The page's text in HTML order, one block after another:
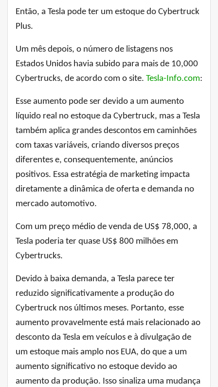
Então, a Tesla pode ter um estoque do Cybertruck
Plus.
Um mês depois, o número de listagens nos
Estados Unidos havia subido para mais de 10,000
Cybertrucks, de acordo com o site. Tesla-Info.com:
Esse aumento pode ser devido a um aumento
líquido real no estoque da Cybertruck, mas a Tesla
também aplica grandes descontos em caminhões
com taxas variáveis, criando diversos preços
diferentes e, consequentemente, anúncios
positivos. Essa estratégia de marketing impacta
diretamente a dinâmica de oferta e demanda no
mercado automotivo.
Com um preço médio de venda de US$ 78,000, a
Tesla poderia ter quase US$ 800 milhões em
Cybertrucks.
Devido à baixa demanda, a Tesla parece ter
reduzido significativamente a produção do
Cybertruck nos últimos meses. Portanto, esse
aumento provavelmente está mais relacionado ao
desconto da Tesla em veículos e à divulgação de
um estoque mais amplo nos EUA, do que a um
aumento significativo no estoque devido ao
aumento da produção. Isso sinaliza uma mudança